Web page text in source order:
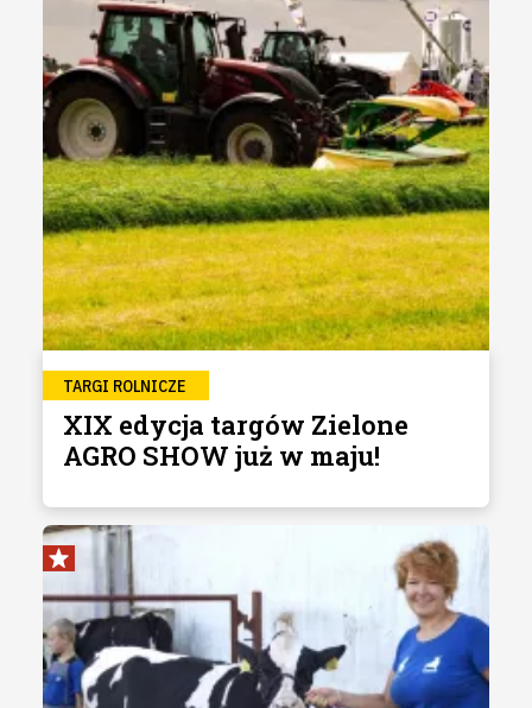
TARGI ROLNICZE
XIX edycja targów Zielone
AGRO SHOW już w maju!